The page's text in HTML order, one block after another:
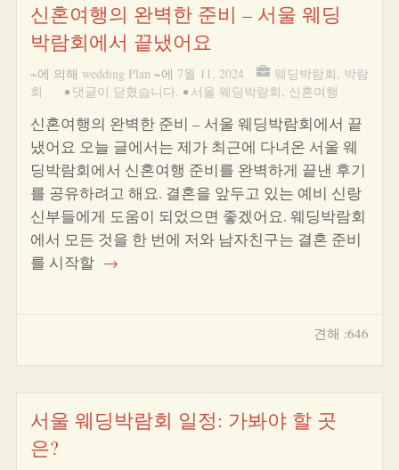
신혼여행의 완벽한 준비 – 서울 웨딩
박람회에서 끝냈어요
~에 의해 wedding Plan ~에 7월 11, 2024 웨딩박람회, 박람
회
• 댓글이 닫혔습니다. • 서울 웨딩박람회, 신혼여행
신혼여행의 완벽한 준비 – 서울 웨딩박람회에서 끝
냈어요 오늘 글에서는 제가 최근에 다녀온 서울 웨
딩박람회에서 신혼여행 준비를 완벽하게 끝낸 후기
를 공유하려고 해요. 결혼을 앞두고 있는 예비 신랑
신부들에게 도움이 되었으면 좋겠어요. 웨딩박람회
에서 모든 것을 한 번에 저와 남자친구는 결혼 준비
를 시작할 →
견해 :646
서울 웨딩박람회 일정: 가봐야 할 곳
은?